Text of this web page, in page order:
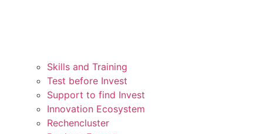
Skills and Training
Test before Invest
Support to find Invest
Innovation Ecosystem
Rechencluster​